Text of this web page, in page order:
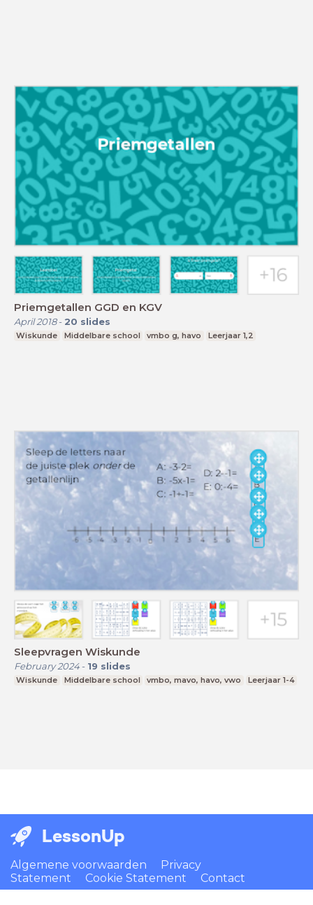
Priemgetallen GGD en KGV
April 2018- 20 slides
Wiskunde Middelbare school vmbo g, havo Leerjaar 1,2
Sleepvragen Wiskunde
February 2024- 19 slides
Wiskunde Middelbare school vmbo, mavo, havo, vwo Leerjaar 1-4
LessonUp
Algemene voorwaarden
Privacy
Statement
Cookie Statement Contact